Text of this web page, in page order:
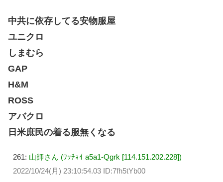
中共に依存してる安物服屋
ユニクロ
しまむら
GAP
H&M
ROSS
アバクロ
日米庶民の着る服無くなる
261: 山師さん (ﾜｯﾁｮｲ a5a1-Qgrk [114.151.202.228])
2022/10/24(月) 23:10:54.03 ID:7fh5tYb00